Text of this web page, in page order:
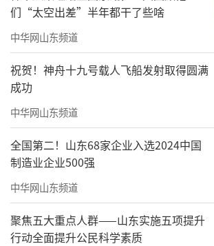
们“太空出差”半年都干了些啥
中华网山东频道
祝贺！神舟十九号载人飞船发射取得圆满
成功
中华网山东频道
全国第二！山东68家企业入选2024中国
制造业企业500强
中华网山东频道
聚焦五大重点人群——山东实施五项提升
行动全面提升公民科学素质